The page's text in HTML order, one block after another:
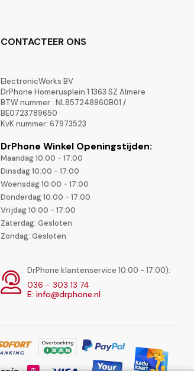
CONTACTEER ONS
ElectronicWorks BV
DrPhone Homerusplein 1 1363 SZ Almere
BTW nummer : NL857248960B01 /
BE0723789650
KvK nummer: 67973523
DrPhone Winkel Openingstijden:
Maandag 10:00 - 17:00
Dinsdag 10:00 - 17:00
Woensdag 10:00 - 17:00
Donderdag 10:00 - 17:00
Vrijdag 10:00 - 17:00
Zaterdag: Gesloten
Zondag: Gesloten
DrPhone klantenservice 10:00 - 17:00):
036 - 303 13 74
E: info@drphone.nl